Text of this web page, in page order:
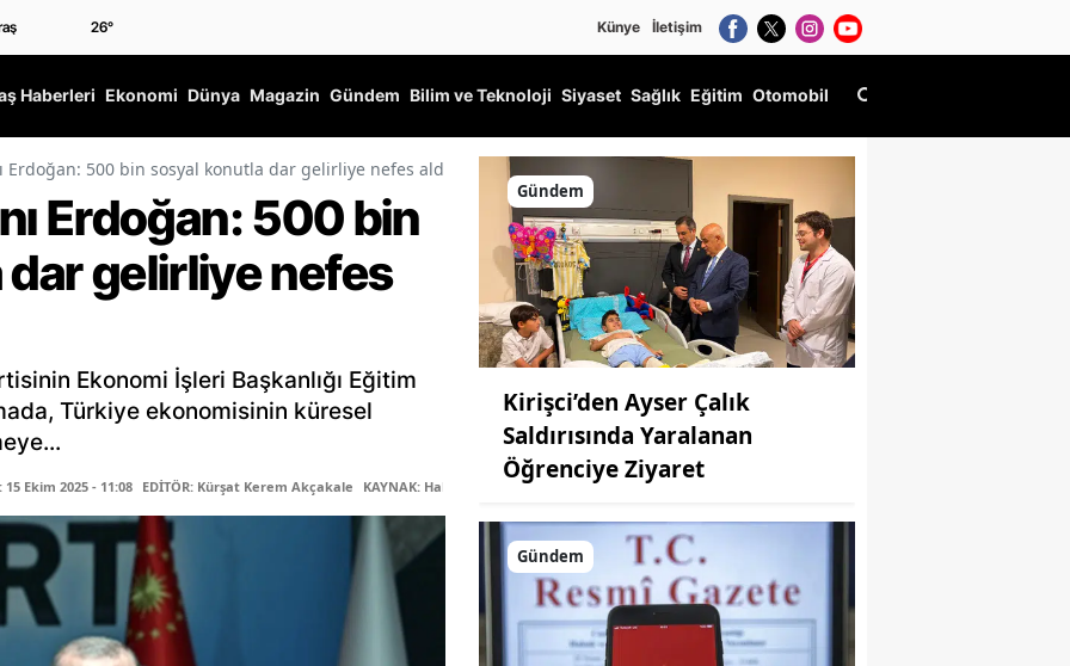
26° Künye İletişim
Haberleri Ekonomi Dünya Magazin Gündem Bilim ve Teknoloji Siyaset Sağlık Eğitim Otomobil
Erdoğan: 500 bin sosyal konutla dar gelirliye nefes aldıracağız
Erdoğan: 500 bin
gelirliye nefes
Ekonomi İşleri Başkanlığı Eğitim
Türkiye ekonomisinin küresel
15 Ekim 2025 - 11:08 EDİTÖR: Kürşat Kerem Akçakale KAYNAK: Haber Merkezi
Gündem
Kirişci’den Ayser Çalık
Saldırısında Yaralanan
Öğrenciye Ziyaret
Gündem